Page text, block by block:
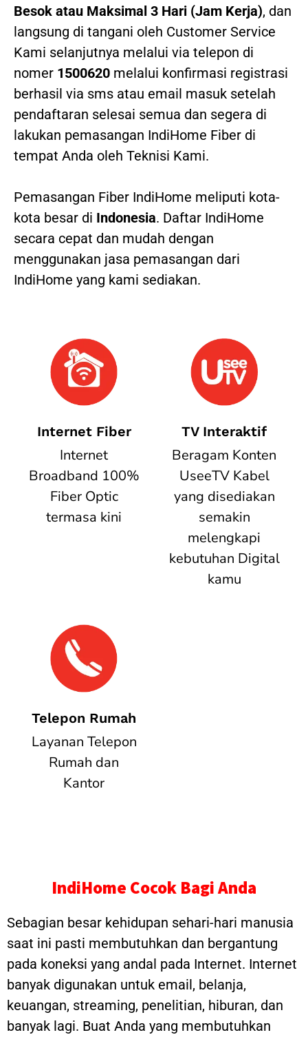
Besok atau Maksimal 3 Hari (Jam Kerja), dan
langsung di tangani oleh Customer Service
Kami selanjutnya melalui via telepon di
nomer 1500620 melalui konfirmasi registrasi
berhasil via sms atau email masuk setelah
pendaftaran selesai semua dan segera di
lakukan pemasangan IndiHome Fiber di
tempat Anda oleh Teknisi Kami.
Pemasangan Fiber IndiHome meliputi kota-
kota besar di Indonesia. Daftar IndiHome
secara cepat dan mudah dengan
menggunakan jasa pemasangan dari
IndiHome yang kami sediakan.
Internet Fiber
Internet
Broadband 100%
Fiber Optic
termasa kini
TV Interaktif
Beragam Konten
UseeTV Kabel
yang disediakan
semakin
melengkapi
kebutuhan Digital
kamu
Telepon Rumah
Layanan Telepon
Rumah dan
Kantor
IndiHome Cocok Bagi Anda
Sebagian besar kehidupan sehari-hari manusia
saat ini pasti membutuhkan dan bergantung
pada koneksi yang andal pada Internet. Internet
banyak digunakan untuk email, belanja,
keuangan, streaming, penelitian, hiburan, dan
banyak lagi. Buat Anda yang membutuhkan